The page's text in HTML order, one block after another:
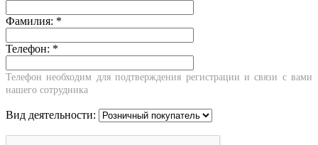
Фамилия: *
Телефон: *
Телефон необходим для подтверждения регистрации и связи с вами
нашего сотрудника
Вид деятельности: